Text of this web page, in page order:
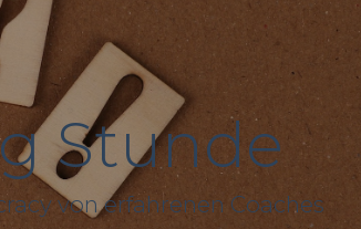
Stunde
von erfahrenen Coaches